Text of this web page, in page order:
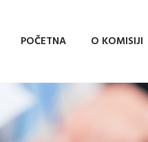
POČETNA O KOMISIJI